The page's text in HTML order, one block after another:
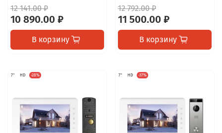
12 141.00 ₽
10 890.00 ₽
В корзину
12 792.00 ₽
11 500.00 ₽
В корзину
7" HD -28% 7" HD -37%